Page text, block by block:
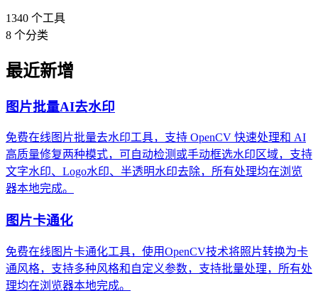
1340 个工具
8 个分类
最近新增
图片批量AI去水印
免费在线图片批量去水印工具，支持 OpenCV 快速处理和 AI
高质量修复两种模式，可自动检测或手动框选水印区域，支持
文字水印、Logo水印、半透明水印去除，所有处理均在浏览
器本地完成。
图片卡通化
免费在线图片卡通化工具，使用OpenCV技术将照片转换为卡
通风格，支持多种风格和自定义参数，支持批量处理，所有处
理均在浏览器本地完成。